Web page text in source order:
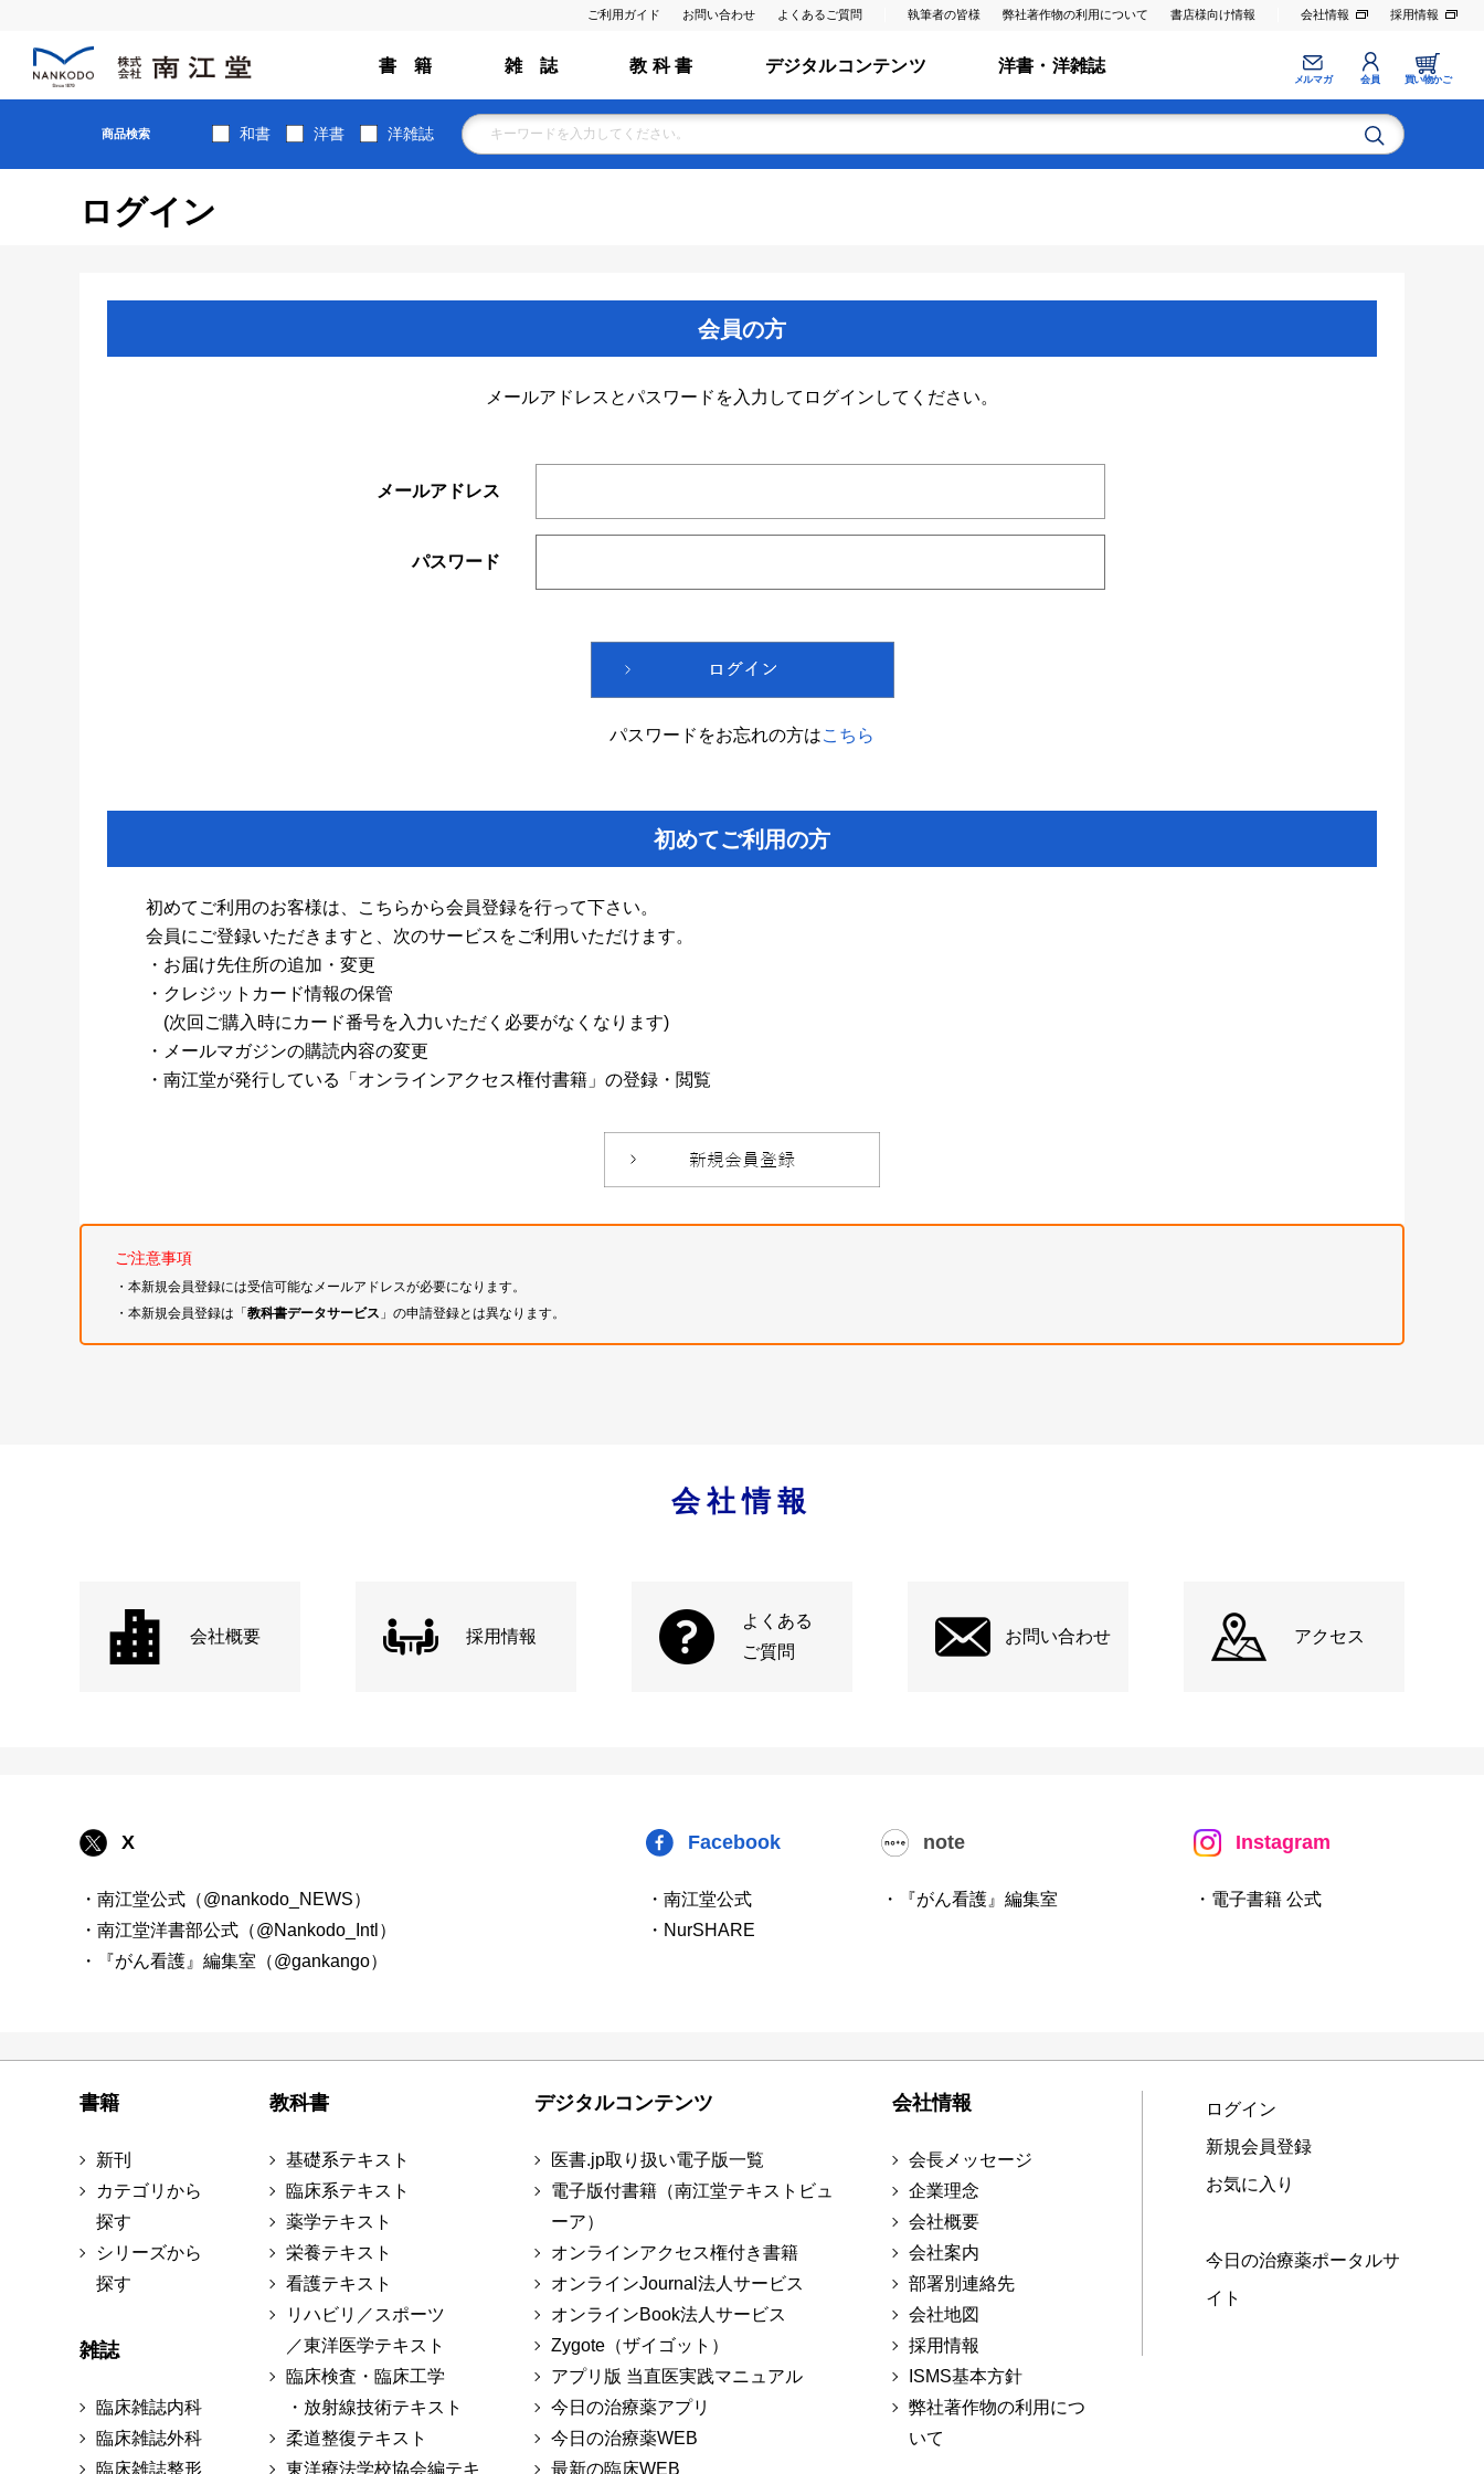
ご利用ガイド お問い合わせ よくあるご質問 執筆者の皆様 弊社著作物の利用について 書店様向け情報 会社情報 採用情報
書 籍 雑 誌 教 科 書 デジタルコンテンツ 洋書・洋雑誌
メルマガ 会員 買い物かご
商品検索 和書 洋書 洋雑誌
ログイン
会員の方
メールアドレスとパスワードを入力してログインしてください。
メールアドレス
パスワード
パスワードをお忘れの方はこちら
初めてご利用の方
初めてご利用のお客様は、こちらから会員登録を行って下さい。
会員にご登録いただきますと、次のサービスをご利用いただけます。
・お届け先住所の追加・変更
・クレジットカード情報の保管
(次回ご購入時にカード番号を入力いただく必要がなくなります)
・メールマガジンの購読内容の変更
・南江堂が発行している「オンラインアクセス権付書籍」の登録・閲覧
ご注意事項
・本新規会員登録には受信可能なメールアドレスが必要になります。
・本新規会員登録は「教科書データサービス 」の申請登録とは異なります。
会社情報
会社概要 採用情報
よくある
ご質問
お問い合わせ アクセス
X
・南江堂公式（@nankodo_NEWS）
・南江堂洋書部公式（@Nankodo_Intl）
・『がん看護』編集室（@gankango）
Facebook
・南江堂公式
・NurSHARE
note
・『がん看護』編集室
Instagram
・電子書籍 公式
書籍
新刊
カテゴリから
探す
シリーズから
探す
雑誌
臨床雑誌内科
臨床雑誌外科
臨床雑誌整形
教科書
基礎系テキスト
臨床系テキスト
薬学テキスト
栄養テキスト
看護テキスト
リハビリ／スポーツ
／東洋医学テキスト
臨床検査・臨床工学
・放射線技術テキスト
柔道整復テキスト
東洋療法学校協会編テキ
デジタルコンテンツ
医書.jp取り扱い電子版一覧
電子版付書籍（南江堂テキストビュ
ーア）
オンラインアクセス権付き書籍
オンラインJournal法人サービス
オンラインBook法人サービス
Zygote（ザイゴット）
アプリ版 当直医実践マニュアル
今日の治療薬アプリ
今日の治療薬WEB
最新の臨床WEB
会社情報
会長メッセージ
企業理念
会社概要
会社案内
部署別連絡先
会社地図
採用情報
ISMS基本方針
弊社著作物の利用につ
いて
ログイン
新規会員登録
お気に入り
今日の治療薬ポータルサ
イト